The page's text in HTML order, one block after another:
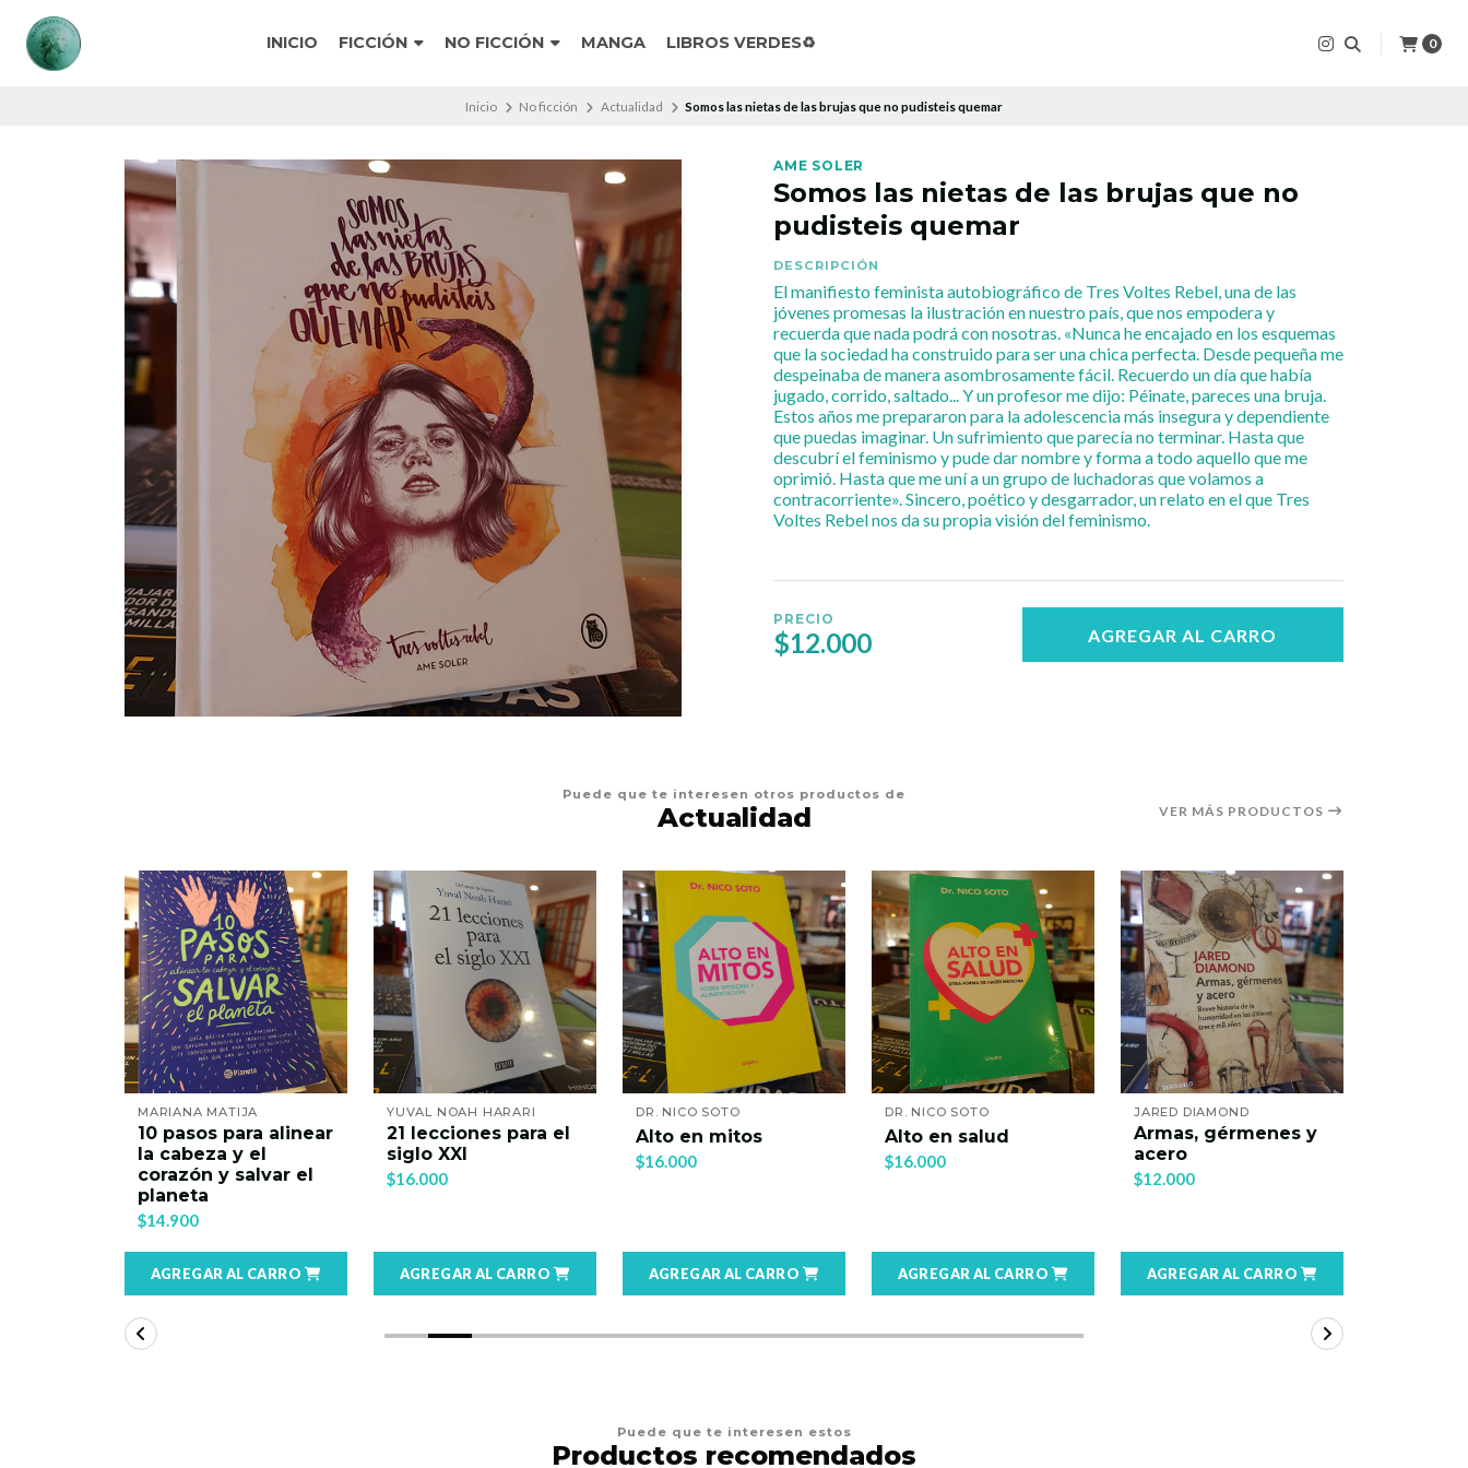
INICIO FICCIÓN NO FICCIÓN MANGA LIBROS VERDES♻️ 0
Inicio No ficción Actualidad Somos las nietas de las brujas que no pudisteis quemar
AME SOLER
Somos las nietas de las brujas que no
pudisteis quemar
DESCRIPCIÓN
El manifiesto feminista autobiográfico de Tres Voltes Rebel, una de las
jóvenes promesas la ilustración en nuestro país, que nos empodera y
recuerda que nada podrá con nosotras. «Nunca he encajado en los esquemas
que la sociedad ha construido para ser una chica perfecta. Desde pequeña me
despeinaba de manera asombrosamente fácil. Recuerdo un día que había
jugado, corrido, saltado... Y un profesor me dijo: Péinate, pareces una bruja.
Estos años me prepararon para la adolescencia más insegura y dependiente
que puedas imaginar. Un sufrimiento que parecía no terminar. Hasta que
descubrí el feminismo y pude dar nombre y forma a todo aquello que me
oprimió. Hasta que me uní a un grupo de luchadoras que volamos a
contracorriente». Sincero, poético y desgarrador, un relato en el que Tres
Voltes Rebel nos da su propia visión del feminismo.
PRECIO
$12.000 AGREGAR AL CARRO
Puede que te interesen otros productos de
Actualidad VER MÁS PRODUCTOS
MARIANA MATIJA
10 pasos para alinear
la cabeza y el
corazón y salvar el
planeta
$14.900
AGREGAR AL CARRO
YUVAL NOAH HARARI
21 lecciones para el
siglo XXI
$16.000
AGREGAR AL CARRO
DR. NICO SOTO
Alto en mitos
$16.000
AGREGAR AL CARRO
DR. NICO SOTO
Alto en salud
$16.000
AGREGAR AL CARRO
JARED DIAMOND
Armas, gérmenes y
acero
$12.000
AGREGAR AL CARRO
Puede que te interesen estos
Productos recomendados